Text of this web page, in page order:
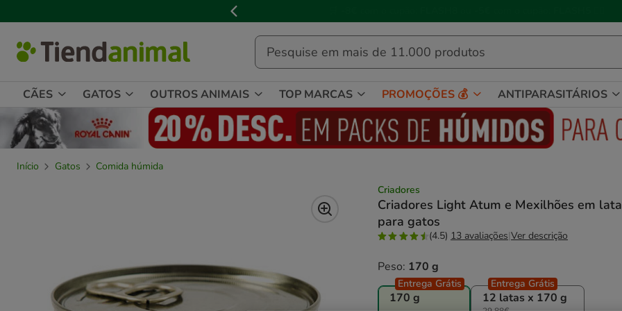
de
mensagem,
CÃES GATOS OUTROS ANIMAIS TOP MARCAS PROMOÇÕES 💰 ANTIPARASITÁRIOS
Início Gatos
Comida húmida
Criadores
Criadores Light Atum e Mexilhões em lata
para gatos
(4.5) 13 avaliações|Ver descrição
Peso: 170 g
170 g
Entrega Grátis
12 latas x 170 g
Entrega Grátis